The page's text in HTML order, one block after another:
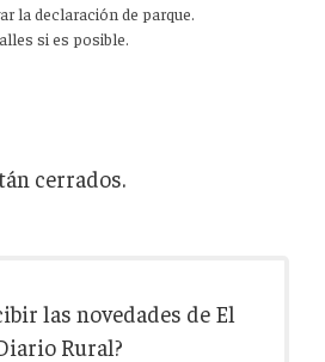
la declaración de parque.
si es posible.
cerrados.
las novedades de El
Rural?